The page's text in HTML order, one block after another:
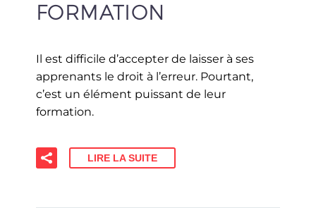
FORMATION
Il est difficile d’accepter de laisser à ses
apprenants le droit à l’erreur. Pourtant,
c’est un élément puissant de leur
formation.
LIRE LA SUITE